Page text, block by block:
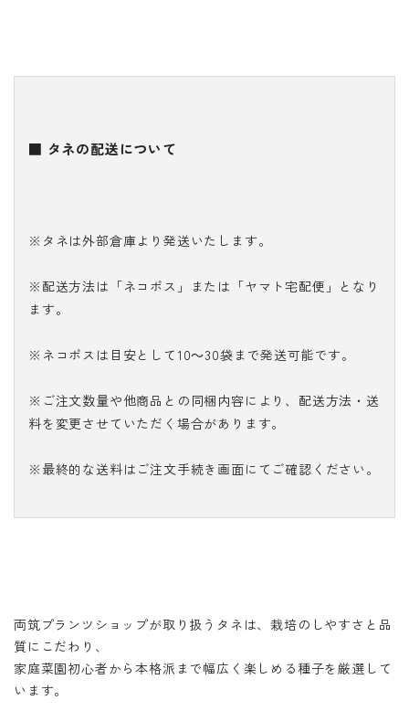
■ タネの配送について
※タネは外部倉庫より発送いたします。
※配送方法は「ネコポス」または「ヤマト宅配便」となり
ます。
※ネコポスは目安として10～30袋まで発送可能です。
※ご注文数量や他商品との同梱内容により、配送方法・送
料を変更させていただく場合があります。
※最終的な送料はご注文手続き画面にてご確認ください。
両筑プランツショップが取り扱うタネは、栽培のしやすさと品
質にこだわり、
家庭菜園初心者から本格派まで幅広く楽しめる種子を厳選して
います。